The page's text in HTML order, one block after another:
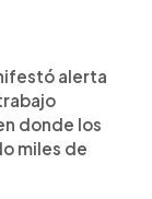
alerta
donde los
miles de